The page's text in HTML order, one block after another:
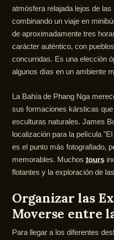
atmósfera relajada lejos de
combinando un viaje en
de aproximadamente tres
carácter auténtico, con
concurridas. Es una elección
algunos días en un ambiente
La Bahía de Phang Nga
sus formaciones kársticas
esculturas naturales. James
localización para la película
es el punto más fotografiado,
memorables. Muchos tours
flotantes y la exploración de
Organizar las
Moverse entre
Para llegar a los diferentes